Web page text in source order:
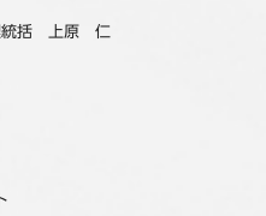
テナビリティ
統括 上原 仁